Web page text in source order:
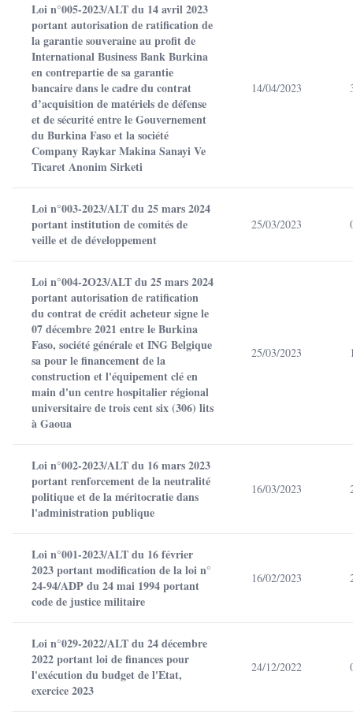
Loi n°005-2023/ALT du 14 avril 2023
portant autorisation de ratification de
la garantie souveraine au profit de
International Business Bank Burkina
en contrepartie de sa garantie
bancaire dans le cadre du contrat
d’acquisition de matériels de défense
et de sécurité entre le Gouvernement
du Burkina Faso et la société
Company Raykar Makina Sanayi Ve
Ticaret Anonim Sirketi
14/04/2023
Loi n°003-2023/ALT du 25 mars 2024
portant institution de comités de
veille et de développement
25/03/2023
Loi n°004-2O23/ALT du 25 mars 2024
portant autorisation de ratification
du contrat de crédit acheteur signe le
07 décembre 2021 entre le Burkina
Faso, société générale et ING Belgique
sa pour le financement de la
construction et l'équipement clé en
main d'un centre hospitalier régional
universitaire de trois cent six (306) lits
à Gaoua
25/03/2023
Loi n°002-2023/ALT du 16 mars 2023
portant renforcement de la neutralité
politique et de la méritocratie dans
l'administration publique
16/03/2023
Loi n°001-2023/ALT du 16 février
2023 portant modification de la loi n°
24-94/ADP du 24 mai 1994 portant
code de justice militaire
16/02/2023
Loi n°029-2022/ALT du 24 décembre
2022 portant loi de finances pour
l'exécution du budget de l'Etat,
exercice 2023
24/12/2022